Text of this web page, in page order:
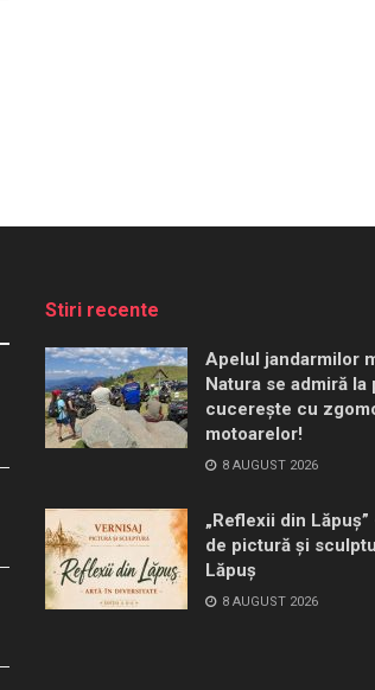
Stiri recente
Apelul jandarmilor
Natura se admiră la
cucerește cu
motoarelor!
8 AUGUST 2026
„Reflexii din
de pictură și
Lăpuș
8 AUGUST 2026